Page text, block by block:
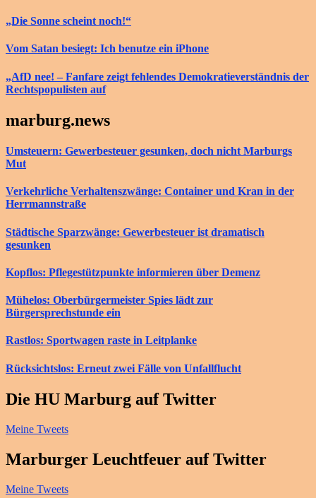
„Die Sonne scheint noch!“
Vom Satan besiegt: Ich benutze ein iPhone
„AfD nee! – Fanfare zeigt fehlendes Demokratieverständnis der
Rechtspopulisten auf
marburg.news
Umsteuern: Gewerbesteuer gesunken, doch nicht Marburgs
Mut
Verkehrliche Verhaltenszwänge: Container und Kran in der
Herrmannstraße
Städtische Sparzwänge: Gewerbesteuer ist dramatisch
gesunken
Kopflos: Pflegestützpunkte informieren über Demenz
Mühelos: Oberbürgermeister Spies lädt zur
Bürgersprechstunde ein
Rastlos: Sportwagen raste in Leitplanke
Rücksichtslos: Erneut zwei Fälle von Unfallflucht
Die HU Marburg auf Twitter
Meine Tweets
Marburger Leuchtfeuer auf Twitter
Meine Tweets